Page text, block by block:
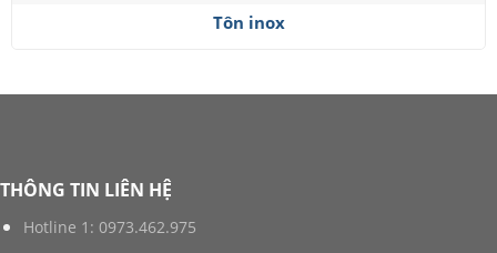
Tôn inox
THÔNG TIN LIÊN HỆ
Hotline 1: 0973.462.975